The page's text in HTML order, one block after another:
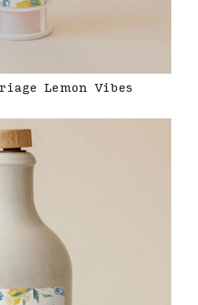
Lemon Vibes